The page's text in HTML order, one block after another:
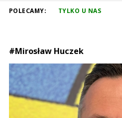
POLECAMY: TYLKO U NAS
#Mirosław Huczek